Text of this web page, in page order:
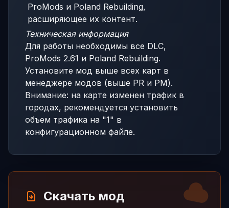
ProMods и Poland Rebuilding,
расширяющее их контент.
Техническая информация
Для работы необходимы все DLC,
ProMods 2.61 и Poland Rebuilding.
Установите мод выше всех карт в
менеджере модов (выше PR и PM).
Внимание: на карте изменен трафик в
городах, рекомендуется установить
объем трафика на "1" в
конфигурационном файле.
Скачать мод